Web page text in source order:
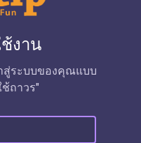
งาน
สู่ระบบของคุณแบบ
ถาวร"